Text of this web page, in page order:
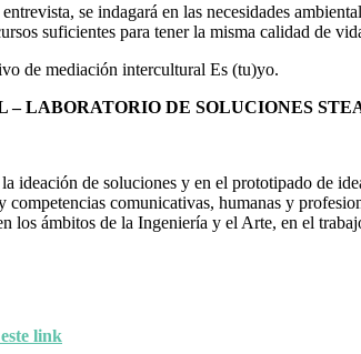
se indagará en las necesidades
suficientes para tener la misma calidad de
de mediación intercultural Es (tu)yo.
LABORATORIO DE SOLUCIONES
ideación de soluciones y en el prototipado de
comunicativas, humanas y
los ámbitos de la Ingeniería y el Arte, en el
link